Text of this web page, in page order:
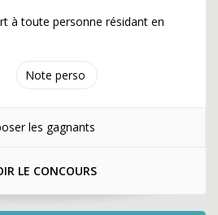
Note perso
à toute personne résidant en
les gagnants
LE CONCOURS